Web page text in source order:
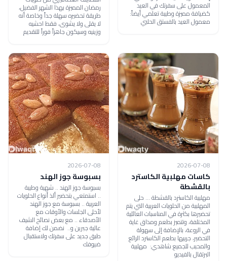
المعمول على سفرتك في العيد
كضيافة مميزة وطيبة تعلمي أيضاً:
معمول العيد بالفستق الحلبي
رمضان المميزة بهذا الشهر الفضيل،
طريقة تحضيره سهلة جداً وخاصة أنه
لا يقلى ولا يشوى، فقط احشيه
وزينيه وسيكون جاهزاً فوراً للتقديم
2026-07-08
كاسات مهلبية الكاسترد
بالقشطة
مهلبية الكاسترد بالقشطة ... حلى
المهلبية من الحلويات العربية التي يتم
تحضيرها بكثرة في المناسبات العائلية
المختلفة، وتتميز بطعم ومذاق غاية
في الروعة، بالإضافة إلى سهولة
التحضير، جربيها بطعم الكاسترد الرائع
والمحبب للجميع شاهدي: مهلبية
البرتقال بالفيديو
2026-07-08
بسبوسة جوز الهند
بسبوسة جوز الهند .. شهية وطيبة
.. استمتعي بتحضير ألذ أنواع الحلويات
العربية .. بسبوسة مع جوز الهند
لأحلى الجلسات والأوقات مع
الأصدقاء .. مع بعض نصائح الشيف
عالية جبرين و.. نضمن لك إضافة
طبق جديد على سفرتك ولاستقبال
ضيوفك